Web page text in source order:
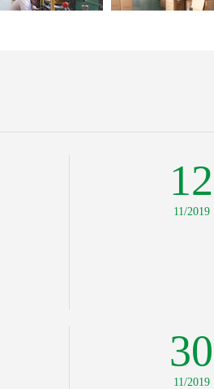
12
11/2019
30
11/2019